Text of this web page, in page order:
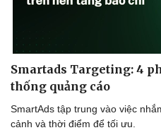
Văn hóa
Sân khấu - Điện ảnh
Văn học
Smartads Targeting: 4
thống quảng cáo
SmartAds tập trung vào việc
cảnh và thời điểm để tối ưu.